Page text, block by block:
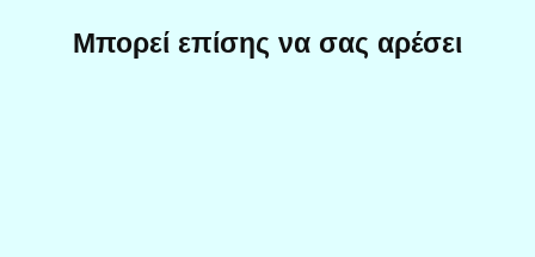
Μπορεί επίσης να σας αρέσει